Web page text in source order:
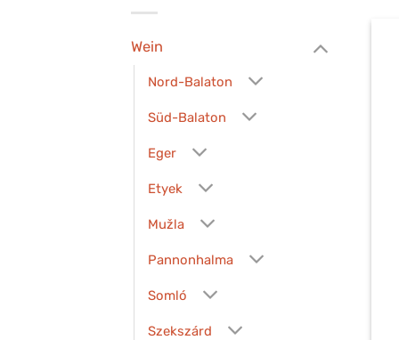
Wein
Nord-Balaton
Süd-Balaton
Eger
Etyek
Mužla
Pannonhalma
Somló
Szekszárd